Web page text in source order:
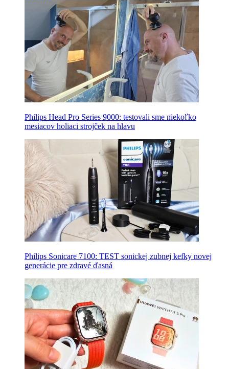
Philips Head Pro Series 9000: testovali sme niekoľko
mesiacov holiaci strojček na hlavu
Philips Sonicare 7100: TEST sonickej zubnej kefky novej
generácie pre zdravé ďasná